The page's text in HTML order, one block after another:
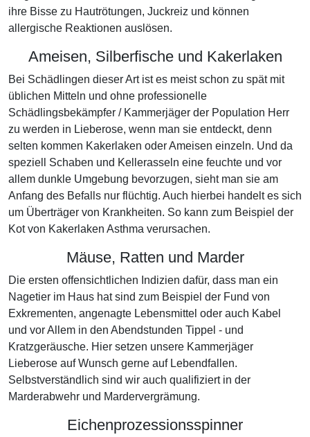
ihre Bisse zu Hautrötungen, Juckreiz und können
allergische Reaktionen auslösen.
Ameisen, Silberfische und Kakerlaken
Bei Schädlingen dieser Art ist es meist schon zu spät mit
üblichen Mitteln und ohne professionelle
Schädlingsbekämpfer / Kammerjäger der Population Herr
zu werden in Lieberose, wenn man sie entdeckt, denn
selten kommen Kakerlaken oder Ameisen einzeln. Und da
speziell Schaben und Kellerasseln eine feuchte und vor
allem dunkle Umgebung bevorzugen, sieht man sie am
Anfang des Befalls nur flüchtig. Auch hierbei handelt es sich
um Überträger von Krankheiten. So kann zum Beispiel der
Kot von Kakerlaken Asthma verursachen.
Mäuse, Ratten und Marder
Die ersten offensichtlichen Indizien dafür, dass man ein
Nagetier im Haus hat sind zum Beispiel der Fund von
Exkrementen, angenagte Lebensmittel oder auch Kabel
und vor Allem in den Abendstunden Tippel - und
Kratzgeräusche. Hier setzen unsere Kammerjäger
Lieberose auf Wunsch gerne auf Lebendfallen.
Selbstverständlich sind wir auch qualifiziert in der
Marderabwehr und Mardervergrämung.
Eichenprozessionsspinner